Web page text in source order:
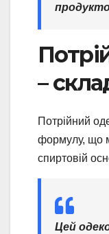
–
Потрійний
формулу, що
спиртовій
Цей